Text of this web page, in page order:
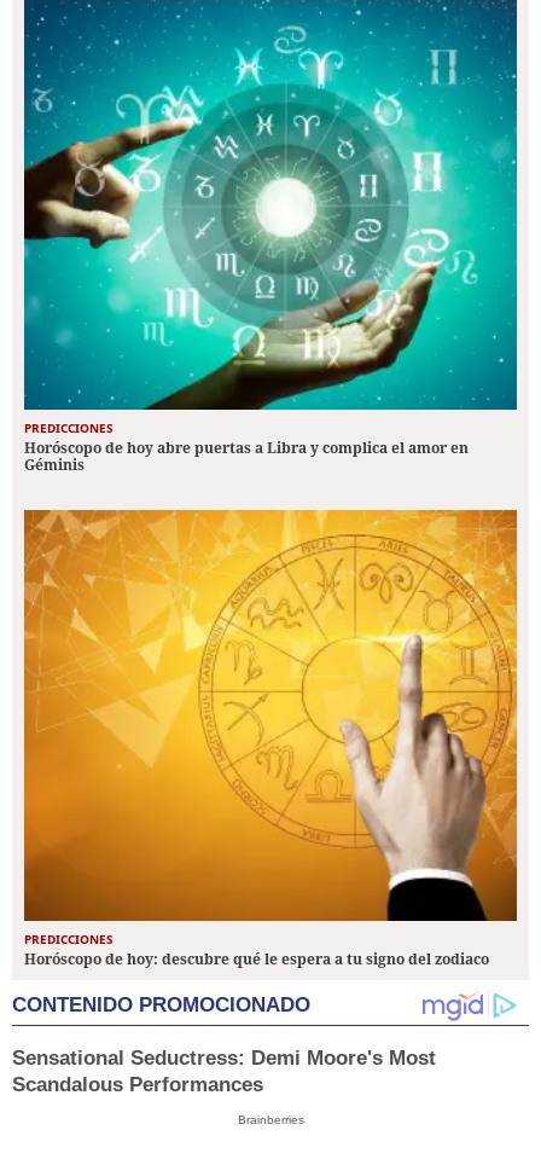
PREDICCIONES
Horóscopo de hoy abre puertas a Libra y complica el amor en
Géminis
PREDICCIONES
Horóscopo de hoy: descubre qué le espera a tu signo del zodiaco
CONTENIDO PROMOCIONADO
Sensational Seductress: Demi Moore's Most
Scandalous Performances
Brainberries